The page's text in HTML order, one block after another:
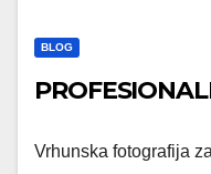
BLOG
Vrhunska fotografija